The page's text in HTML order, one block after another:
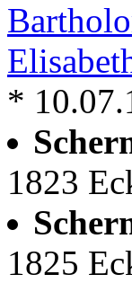
*
1823
1825